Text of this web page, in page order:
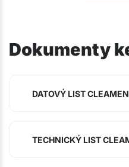
Dokumenty
DATOVÝ LIST
TECHNICKÝ LIST